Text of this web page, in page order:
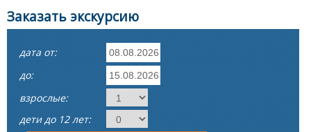
Заказать экскурсию
дата от:
до:
взрослые:
дети до 12 лет: